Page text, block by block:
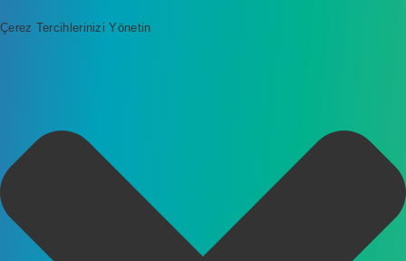
Çerez Tercihlerinizi Yönetin